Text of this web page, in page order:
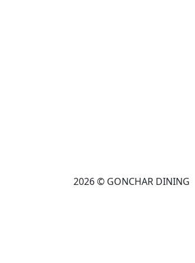
2026 © GONCHAR DINING